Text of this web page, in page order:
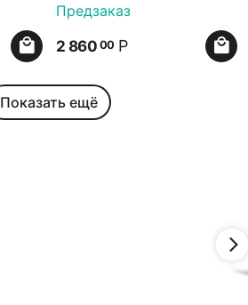
Предзаказ
2 860 00 Р
Показать ещё